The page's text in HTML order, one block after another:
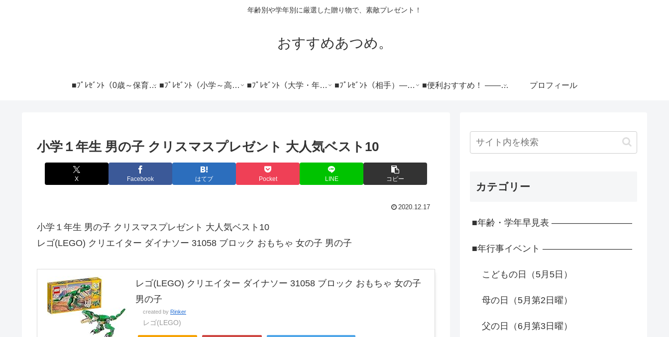
年齢別や学年別に厳選した贈り物で、素敵プレゼント！
おすすめあつめ。
■ﾌﾟﾚｾﾞﾝﾄ（0歳～保育） ――――――― ■ﾌﾟﾚｾﾞﾝﾄ（小学～高校）――――――― ■ﾌﾟﾚｾﾞﾝﾄ（大学・年代）――――――― ■ﾌﾟﾚｾﾞﾝﾄ（相手）―――――――――― ■便利おすすめ！ ―――――――――― プロフィール
小学１年生 男の子 クリスマスプレゼント 大人気ベスト10
X Facebook はてブ Pocket LINE コピー
2020.12.17
小学１年生 男の子 クリスマスプレゼント 大人気ベスト10
レゴ(LEGO) クリエイター ダイナソー 31058 ブロック おもちゃ 女の子 男の子
レゴ(LEGO) クリエイター ダイナソー 31058 ブロック おもちゃ 女の子
男の子
created by Rinker
レゴ(LEGO)
カテゴリー
■年齢・学年早見表 ―――――――――
■年行事イベント ――――――――――
こどもの日（5月5日）
母の日（5月第2日曜）
父の日（6月第3日曜）